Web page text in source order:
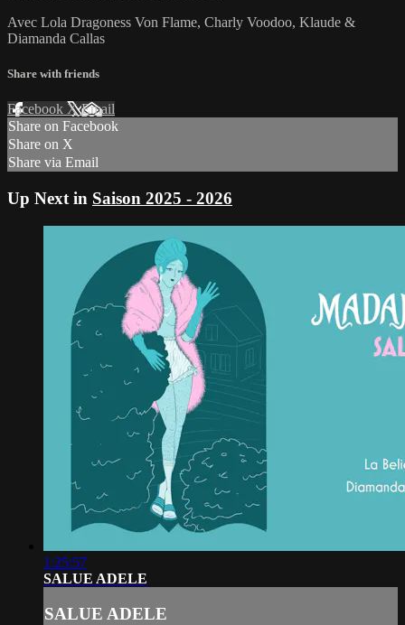
Avec Lola Dragoness Von Flame, Charly Voodoo, Klaude &
Diamanda Callas
Share with friends
Facebook XEmail
Share on Facebook
Share on X
Share via Email
Up Next in Saison 2025 - 2026
1:25:57
SALUE ADELE
SALUE ADELE